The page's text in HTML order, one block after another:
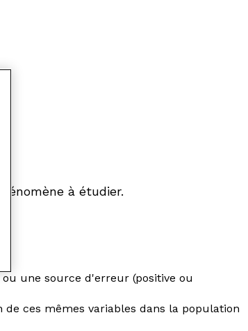
à étudier.
une source d'erreur (positive ou
ces mêmes variables dans la population